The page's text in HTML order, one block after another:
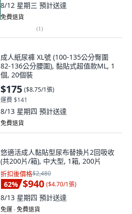
8/12 星期三 預計送達
免費退貨
(1)
成人紙尿褲 XL號 (100-135公分臀圍
82-136公分腰圍), 黏貼式超值款ML, 1
個, 20個裝
$175 ($8.75/1張)
運費 $141
8/13 星期四 預計送達
免費退貨
悠適活成人黏貼型尿布替換片2回吸收
(共200片/箱), 中大型, 1箱, 200片
折扣後價格$2,480
62% $940 ($4.70/1張)
8/13 星期四 預計送達
免運 ∙ 免費退貨